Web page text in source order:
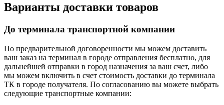
Варианты доставки товаров
До терминала транспортной компании
По предварительной договоренности мы можем доставить
ваш заказ на терминал в городе отправления бесплатно, для
дальнейшей отправки в город назначения за ваш счет, либо
мы можем включить в счет стоимость доставки до терминала
ТК в городе получателя. По согласованию вы можете выбрать
следующие транспортные компании: